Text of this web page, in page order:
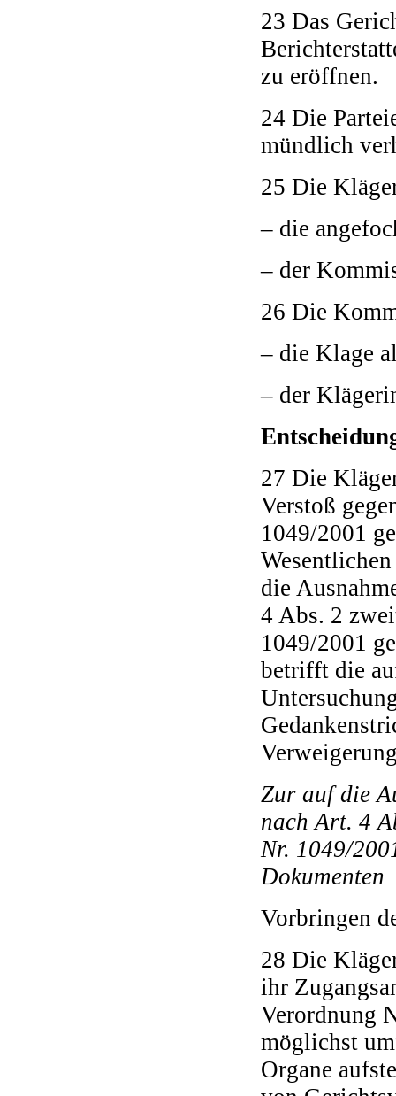
23 Das
zu eröffnen.
24 Die
mündlich
25 Die
– die
– der
26 Die
– die Klage
– der
27 Die
Verstoß
1049/2001
die
4 Abs. 2
1049/2001
betrifft die
Zur auf die
nach Art. 4
Nr. 1049/
Dokumenten
Vorbringen
28 Die
ihr
Verordnung
möglichst
Organe